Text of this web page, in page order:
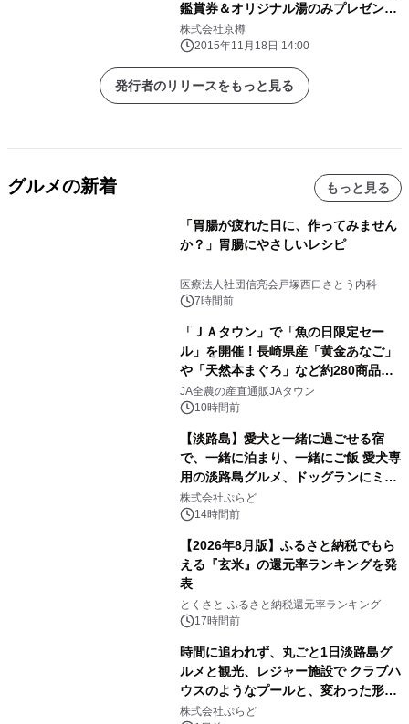
鑑賞券＆オリジナル湯のみプレゼント
も
株式会社京樽
2015年11月18日 14:00
発行者のリリースをもっと見る
グルメの新着 もっと見る
「胃腸が疲れた日に、作ってみません
か？」胃腸にやさしいレシピ
医療法人社団信亮会戸塚西口さとう内科
7時間前
「ＪＡタウン」で「魚の日限定セー
ル」を開催！長崎県産「黄金あなご」
や「天然本まぐろ」など約280商品を
販売！～毎月１０日の定例企画～
JA全農の産直通販JAタウン
10時間前
【淡路島】愛犬と一緒に過ごせる宿
で、一緒に泊まり、一緒にご飯 愛犬専
用の淡路島グルメ、ドッグランにミニ
プール グランピングとトレーラーハウ
スの2施設で
株式会社ぷらど
14時間前
【2026年8月版】ふるさと納税でもら
える『玄米』の還元率ランキングを発
表
とくさと-ふるさと納税還元率ランキング-
17時間前
時間に追われず、丸ごと1日淡路島グ
ルメと観光、レジャー施設で クラブハ
ウスのようなプールと、変わった形の
サウナも 「THE BOXY AWAJI」のお
株式会社ぷらど